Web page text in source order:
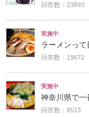
回答数：23893
実施中
ラーメンって
回答数：19672
実施中
神奈川県で一
回答数：8513